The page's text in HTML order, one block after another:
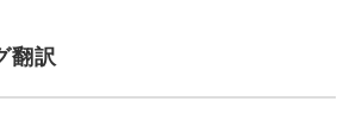
翻訳